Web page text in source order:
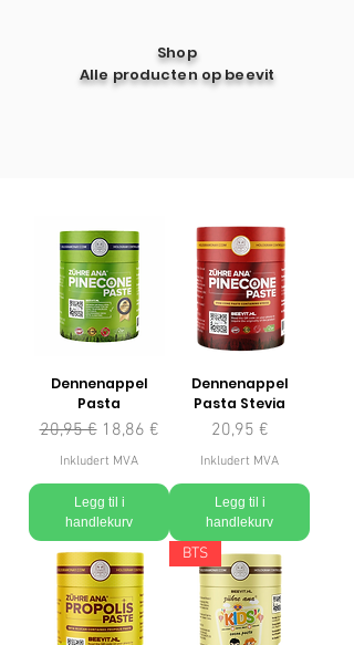
Shop
Alle producten op beevit
Dennenappel
Pasta
Vanlig pris
20,95 € Salgspris
18,86 €
Inkludert MVA
Legg til i
handlekurv
Dennenappel
Pasta Stevia
Pris
20,95 €
Inkludert MVA
Legg til i
handlekurv
BTS